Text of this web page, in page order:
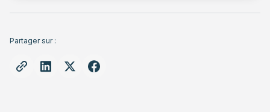
Partager sur :